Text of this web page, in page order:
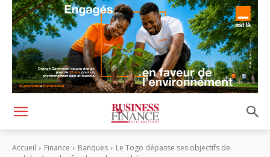
Accueil Finance Banques
Le Togo dépasse ses objectifs de